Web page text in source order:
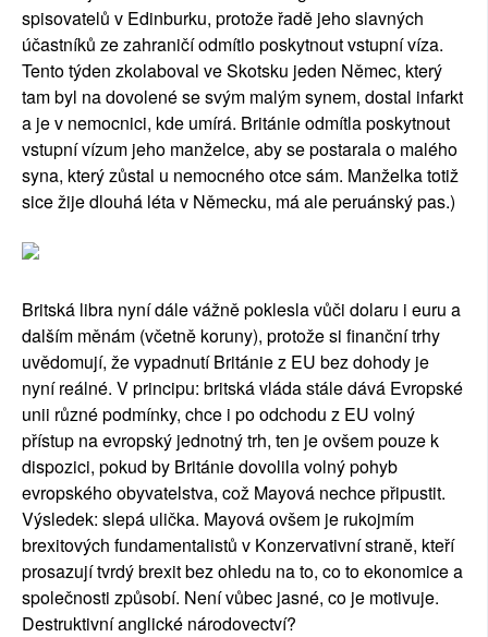
spisovatelů v Edinburku, protože řadě jeho slavných
účastníků ze zahraničí odmítlo poskytnout vstupní víza.
Tento týden zkolaboval ve Skotsku jeden Němec, který
tam byl na dovolené se svým malým synem, dostal infarkt
a je v nemocnici, kde umírá. Británie odmítla poskytnout
vstupní vízum jeho manželce, aby se postarala o malého
syna, který zůstal u nemocného otce sám. Manželka totiž
sice žije dlouhá léta v Německu, má ale peruánský pas.)
Britská libra nyní dále vážně poklesla vůči dolaru i euru a
dalším měnám (včetně koruny), protože si finanční trhy
uvědomují, že vypadnutí Británie z EU bez dohody je
nyní reálné. V principu: britská vláda stále dává Evropské
unii různé podmínky, chce i po odchodu z EU volný
přístup na evropský jednotný trh, ten je ovšem pouze k
dispozici, pokud by Británie dovolila volný pohyb
evropského obyvatelstva, což Mayová nechce připustit.
Výsledek: slepá ulička. Mayová ovšem je rukojmím
brexitových fundamentalistů v Konzervativní straně, kteří
prosazují tvrdý brexit bez ohledu na to, co to ekonomice a
společnosti způsobí. Není vůbec jasné, co je motivuje.
Destruktivní anglické národovectví?